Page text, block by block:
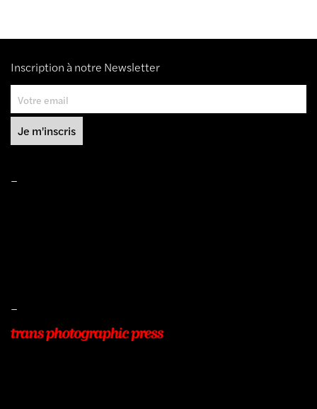
Inscription à notre Newsletter
–
–